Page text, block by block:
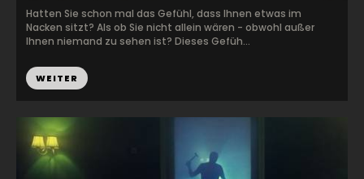
Hatten Sie schon mal das Gefühl, dass Ihnen etwas im
Nacken sitzt? Als ob Sie nicht allein wären - obwohl außer
Ihnen niemand zu sehen ist? Dieses Gefüh...
WEITER